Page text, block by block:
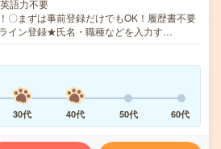
語力不要
〇まずは事前登録だけでもOK！履歴書不要
イン登録★氏名・職種などを入力す…
30代 40代 50代 60代